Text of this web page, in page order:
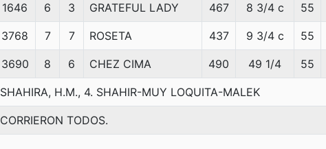
1646 6 3 GRATEFUL LADY 467 8 3/4 c 55
3768 7 7 ROSETA 437 9 3/4 c 55
3690 8 6 CHEZ CIMA 490 49 1/4 55
SHAHIRA, H.M., 4. SHAHIR-MUY LOQUITA-MALEK
CORRIERON TODOS.